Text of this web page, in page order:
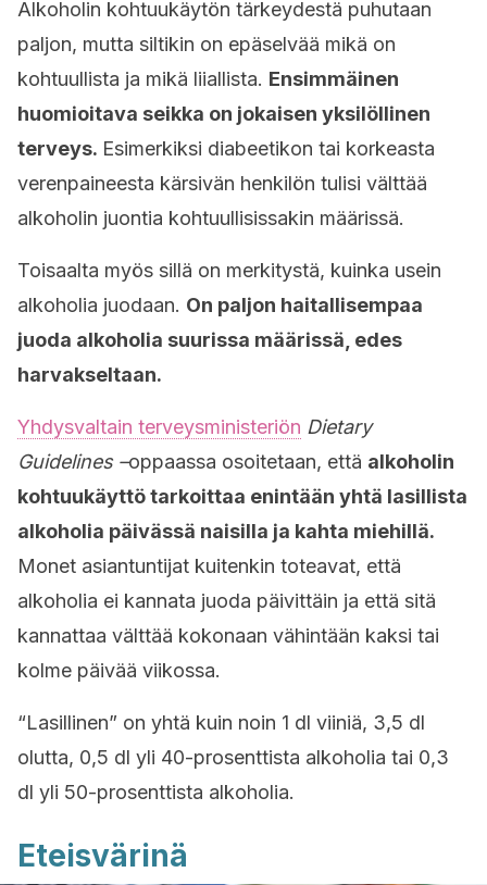
Alkoholin kohtuukäytön tärkeydestä puhutaan
paljon, mutta siltikin on epäselvää mikä on
kohtuullista ja mikä liiallista. Ensimmäinen
huomioitava seikka on jokaisen yksilöllinen
terveys. Esimerkiksi diabeetikon tai korkeasta
verenpaineesta kärsivän henkilön tulisi välttää
alkoholin juontia kohtuullisissakin määrissä.
Toisaalta myös sillä on merkitystä, kuinka usein
alkoholia juodaan. On paljon haitallisempaa
juoda alkoholia suurissa määrissä, edes
harvakseltaan.
Yhdysvaltain terveysministeriön Dietary
Guidelines –oppaassa osoitetaan, että alkoholin
kohtuukäyttö tarkoittaa enintään yhtä lasillista
alkoholia päivässä naisilla ja kahta miehillä.
Monet asiantuntijat kuitenkin toteavat, että
alkoholia ei kannata juoda päivittäin ja että sitä
kannattaa välttää kokonaan vähintään kaksi tai
kolme päivää viikossa.
“Lasillinen” on yhtä kuin noin 1 dl viiniä, 3,5 dl
olutta, 0,5 dl yli 40-prosenttista alkoholia tai 0,3
dl yli 50-prosenttista alkoholia.
Eteisvärinä